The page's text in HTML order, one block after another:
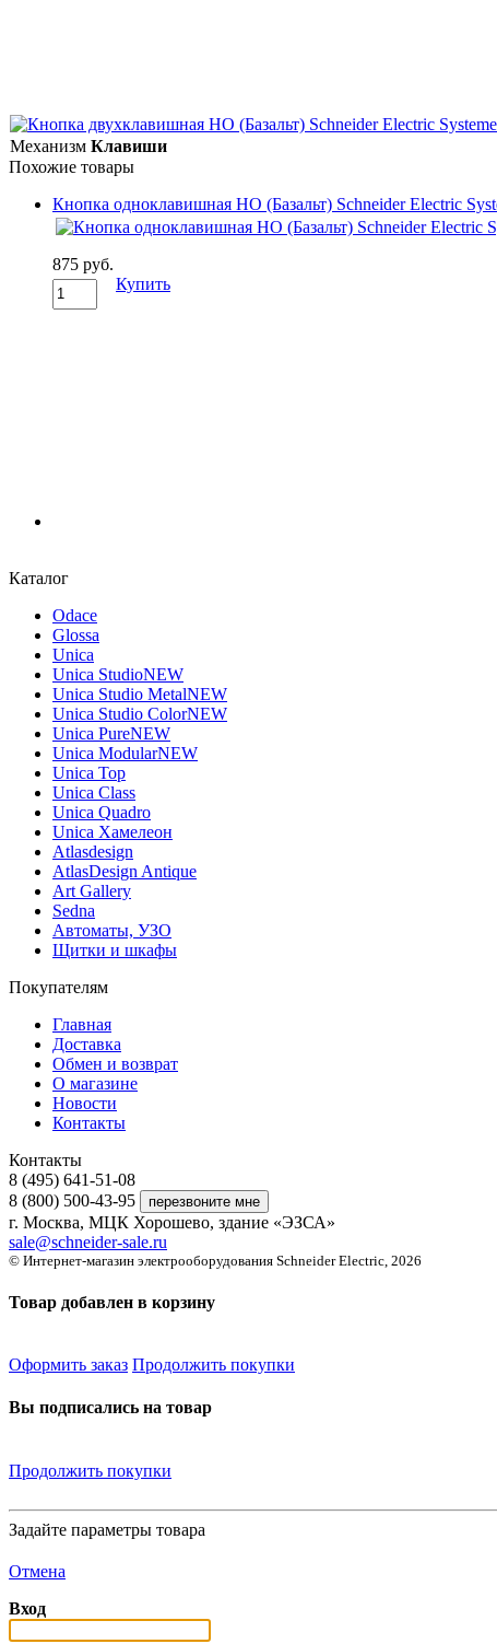
Механизм Клавиши
Похожие товары
Кнопка одноклавишная НО (Базальт) Schneider Electric
875 руб.
Купить
Каталог
Odace
Glossa
Unica
Unica StudioNEW
Unica Studio MetalNEW
Unica Studio ColorNEW
Unica PureNEW
Unica ModularNEW
Unica Top
Unica Class
Unica Quadro
Unica Хамелеон
Atlasdesign
AtlasDesign Antique
Art Gallery
Sedna
Автоматы, УЗО
Щитки и шкафы
Покупателям
Главная
Доставка
Обмен и возврат
О магазине
Новости
Контакты
Контакты
8 (495) 641-51-08
8 (800) 500-43-95
г. Москва, МЦК Хорошево, здание «ЭЗСА»
sale@schneider-sale.ru
© Интернет-магазин электрооборудования Schneider Electric, 2026
Товар добавлен в корзину
Оформить заказ Продолжить покупки
Вы подписались на товар
Продолжить покупки
Задайте параметры товара
Отмена
Вход